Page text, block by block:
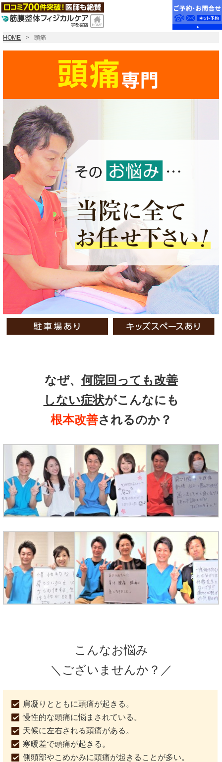
HOME 頭痛
なぜ、何院回っても改善
しない症状がこんなにも
根本改善されるのか？
こんなお悩み
＼ございませんか？／
肩凝りとともに頭痛が起きる。
慢性的な頭痛に悩まされている。
天候に左右される頭痛がある。
寒暖差で頭痛が起きる。
側頭部やこめかみに頭痛が起きることが多い。